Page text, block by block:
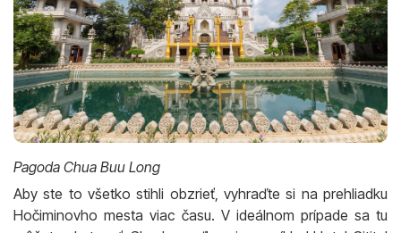
Pagoda Chua Buu Long
Aby ste to všetko stihli obzrieť, vyhraďte si na prehliadku
Hočiminovho mesta viac času. V ideálnom prípade sa tu